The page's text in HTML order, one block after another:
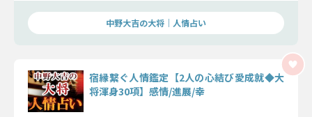
を明らかにいたします。
中野大吉の大将｜人情占い
宿縁繋ぐ人情鑑定【2人の心結び愛成就◆大
将渾身30項】感情/進展/幸